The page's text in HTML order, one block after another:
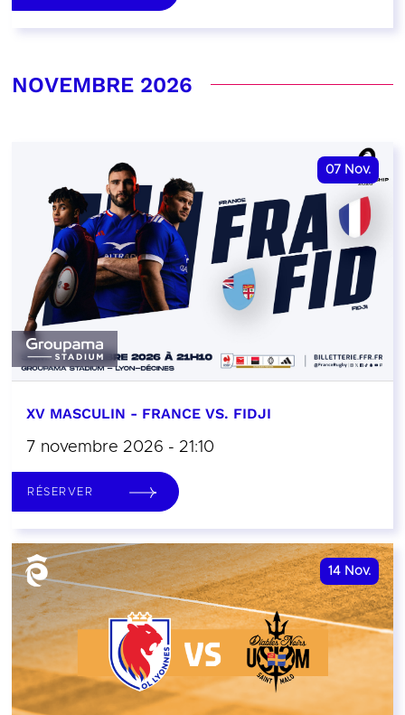
NOVEMBRE 2026
07 Nov.
XV MASCULIN - FRANCE VS. FIDJI
7 novembre 2026 - 21:10
RÉSERVER
14 Nov.